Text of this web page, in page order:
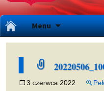
Menu
do
3 czerwca 2022